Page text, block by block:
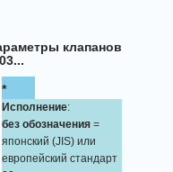
клапанов
*
Исполнение:
без обозначения =
японский (JIS) или
европейский стандарт